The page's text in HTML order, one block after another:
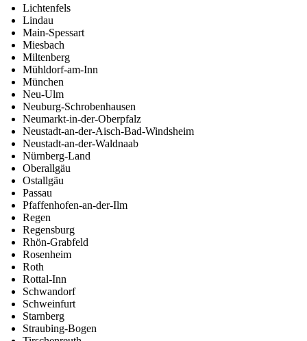
Lichtenfels
Lindau
Main-Spessart
Miesbach
Miltenberg
Mühldorf-am-Inn
München
Neu-Ulm
Neuburg-Schrobenhausen
Neumarkt-in-der-Oberpfalz
Neustadt-an-der-Aisch-Bad-Windsheim
Neustadt-an-der-Waldnaab
Nürnberg-Land
Oberallgäu
Ostallgäu
Passau
Pfaffenhofen-an-der-Ilm
Regen
Regensburg
Rhön-Grabfeld
Rosenheim
Roth
Rottal-Inn
Schwandorf
Schweinfurt
Starnberg
Straubing-Bogen